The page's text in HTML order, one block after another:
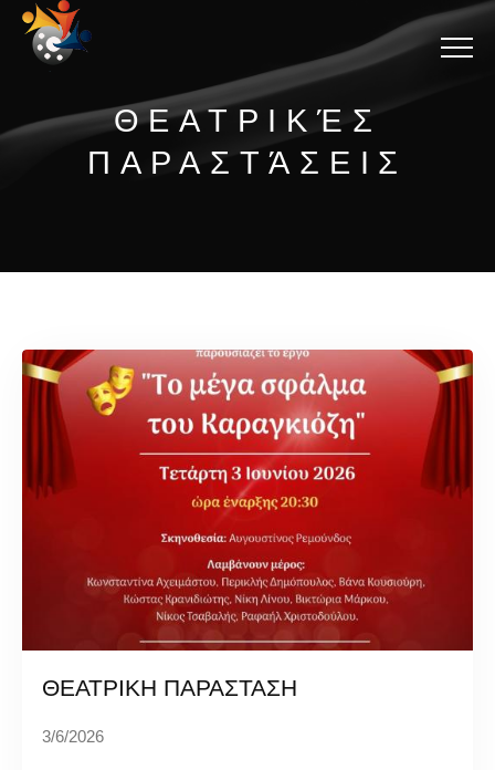
Menu
ΘΕΑΤΡΙΚΈΣ
ΠΑΡΑΣΤΆΣΕΙΣ
ΘΕΑΤΡΙΚΗ ΠΑΡΑΣΤΑΣΗ
3/6/2026